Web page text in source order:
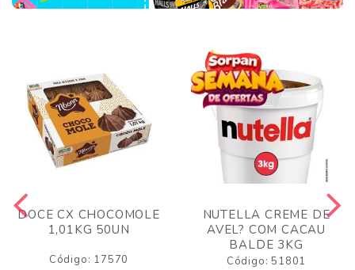
DOCE CX CHOCOMOLE
1,01KG 50UN
Código: 17570
NUTELLA CREME DE
AVEL? COM CACAU
BALDE 3KG
Código: 51801